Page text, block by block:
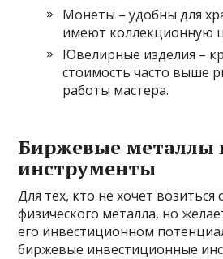
Монеты – удобны для
имеют коллекционную
Ювелирные изделия –
стоимость часто выше
работы мастера.
Биржевые металлы
инструменты
Для тех, кто не хочет возиться
физического металла, но
его инвестиционном
биржевые инвестиционные